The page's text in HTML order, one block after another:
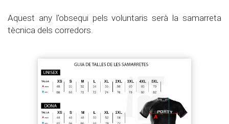
Aquest any l'obsequi pels voluntaris serà la samarreta
tècnica dels corredors.